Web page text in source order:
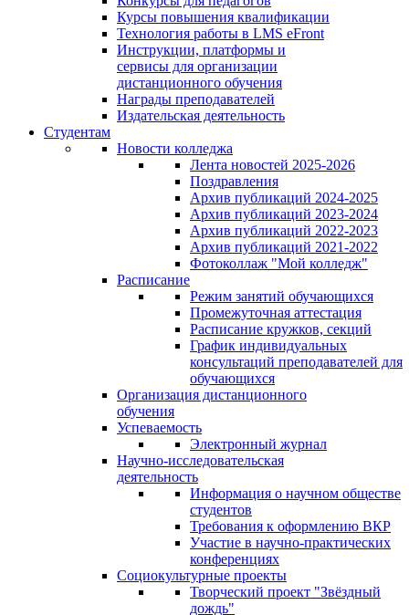
Курсы повышения квалификации
Технология работы в LMS eFront
Инструкции, платформы и
сервисы для организации
дистанционного обучения
Награды преподавателей
Издательская деятельность
Студентам
Новости колледжа
Лента новостей 2025-2026
Поздравления
Архив публикаций 2024-2025
Архив публикаций 2023-2024
Архив публикаций 2022-2023
Архив публикаций 2021-2022
Фотоколлаж "Мой колледж"
Расписание
Режим занятий обучающихся
Промежуточная аттестация
Расписание кружков, секций
График индивидуальных
консультаций преподавателей для
обучающихся
Организация дистанционного
обучения
Успеваемость
Электронный журнал
Научно-исследовательская
деятельность
Информация о научном обществе
студентов
Требования к оформлению ВКР
Участие в научно-практических
конференциях
Социокультурные проекты
Творческий проект "Звёздный
дождь"